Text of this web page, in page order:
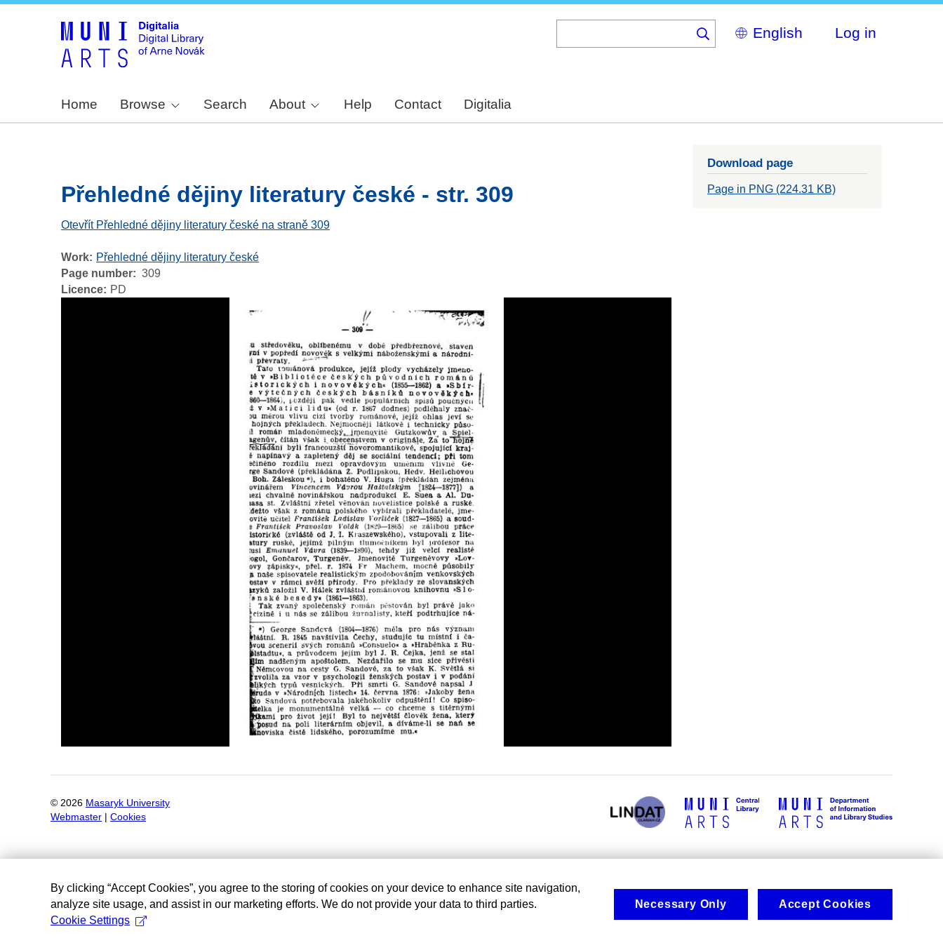
Select
your
Log in
Home Browse Search About Help Contact Digitalia
Přehledné dějiny literatury české - str. 309
Otevřít Přehledné dějiny literatury české na straně 309
Work
Přehledné dějiny literatury české
Page number
309
Licence
PD
Download page
Page in PNG (224.31 KB)
© 2026 Masaryk University
Webmaster
Cookies
By clicking “Accept Cookies”, you agree to the storing of cookies on your device to enhance site navigation,
analyze site usage, and assist in our marketing efforts. We do not provide your data to third parties.
Cookie Settings
Necessary Only Accept Cookies